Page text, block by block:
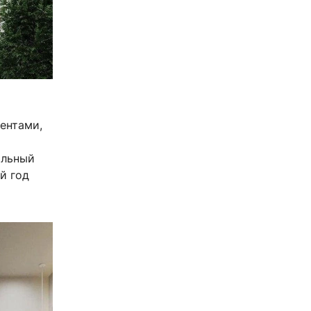
год